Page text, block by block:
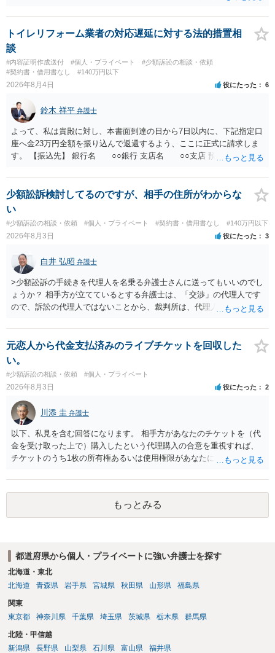
段が取れるのか ⇒契約に基づく履行請求として３０万円を請求するこ
とが考えられますが、 パパ活の契約は、売春防止法に抵触する契約
であるため、公序良俗に反する契約として 民法上無効（民法９０
条）となるため、相手方に請求できない可能性が高いです。 ・相手の
氏名や住所が分からない状態でも対応可能なのか ⇒訴訟等の裁判上の
手続を利用する場合には、原則として相手方の住所・氏名を把握して
トイレリフォーム業者の対応遅延に対する法的措置相
談
#内容証明作成送付 #個人・プライベート
#少額訴訟の相談・依頼
#契約書・借用書なし
#140万円以下
2026年8月4日 役にたった 6
鈴木 祥平 弁護士
よって、私は貴殿に対し、本書面到達の日から7日以内に、下記指定口
座へ金23万円全額を振り込んで返還するよう、ここに正式に請求しま
す。 【振込先】 銀行名 ○○銀行 支店名 ○○支店 預金種別 普通
されない場合には、貴殿には任意に返金する意思がないものと判断
し、やむを得ず、返還金23万円及びこれに対する遅延損害金の支払い
を求める民事訴訟、支払督促その他必要な法的手続を直ちに講じま
いても併せて請求する予定ですので、あらかじめ申し添えます。 本件
は、貴殿自らが契約を解約したことによって生じた返還義務の履行を
求めるものにすぎません。貴殿の仕入先との取引関係や返金時期など
の内部事情は、私に対する返還義務の発生や履行時期には何ら影響を
及ぼすものではありません。 これ以上、本件の解決を不必要に遅延さ
せることなく、誠意をもって速やかに返金手続を履行されるよう、強
く求めます。 以上
少額訟訴検討してるのですが、相手の住所がわからな
い
#少額訴訟の相談・依頼 #個人・プライベート #契約書・借用書なし #140万円以下
2026年8月3日 役にたった 3
白井 弘昭 弁護士
>少額訟訴の手続きを代理人を名乗る弁護士さんに送ってもいいのでし
ょうか？ 相手方が立てているとする弁護士は、「交渉」の代理人です
ので、訴訟の代理人ではないことから、裁判所は、代理人宛ての訴状
ている場合は、相手方（被告）の住所で訴状を作成提出し、裁判所に
代理人が就いていたことを知らせると（訴状の記載内容から明らかな
場合も）、裁判所が当該代理人弁護士に事前連絡し、引き続き訴訟も
受任するかを聞いたうえで、受任の意志が明らかになったところで、
直接被告に送達するのではなく、代理人に訴状の受領を促すこともあ
ります。 ラインのやり取りでしか証拠がないと、実際の本人性が明ら
かではありません。もちろん弁護士（２０万円の請求で代理人弁護士
に委任するかも疑わしいのですが）も住所は明らかにしないでしょ
う。 何か本人を示す事実（振込先などの情報）から、相手の住所等の
情報を割り出していくしかないように思えます。 以上、ご参考まで。
元恋人から代金支払済みのライブチケットを回収した
い。
#少額訴訟の相談・依頼 #個人・プライベート
2026年8月3日 役にたった 2
川添 圭 弁護士
以下、私見を含む回答になります。 相手方があなたのチケットを（代
金を受け取った上で）購入したという代理購入の合意を重視すれば、
チケットのうち1枚の所有権あるいは使用権限があなたにあり、チケッ
す。 一方、このチケット購入には「相手方と一緒に行く」という合意
も付随していたことを無視することができません。こちらを重視すれ
ば、交際を終了させたことにより「一緒に行く」という結果の実現に
重大な障害が発生しており、当然にチケットを引き渡すべきといえる
えば、当該チケットが座席指定である場合、交際を解消した2人が当日
隣り合わせになることは避けたいという心理が働くことも無理からぬ
ところです。一方、チケットがエリア指定のアリーナ席であれば隣り
あったり特別席であったりすれば、判断は変わってくるかもしれませ
ん。当該チケットがチケット転売防止法に規定する特定興行入場券に
該当し、券面上使用者が指定されている場合には、チケット引渡し以
もっとみる
都道府県から個人・プライベートに強い弁護士を探す
北海道・東北
北海道
青森県 岩手県 宮城県 秋田県 山形県 福島県
関東
東京都
神奈川県 千葉県 埼玉県 茨城県 栃木県 群馬県
北陸・甲信越
新潟県
長野県 山梨県 石川県 富山県 福井県